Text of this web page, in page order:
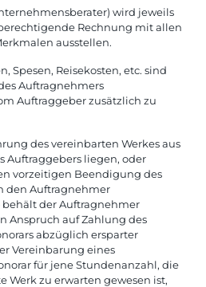
wird jeweils
Rechnung mit allen
ausstellen.
Spesen, Reisekosten, etc. sind
Auftragnehmers
Auftraggeber zusätzlich zu
des vereinbarten Werkes aus
Auftraggebers liegen, oder
vorzeitigen Beendigung des
den Auftragnehmer
behält der Auftragnehmer
Anspruch auf Zahlung des
abzüglich ersparter
Vereinbarung eines
für jene Stundenanzahl, die
Werk zu erwarten gewesen ist,